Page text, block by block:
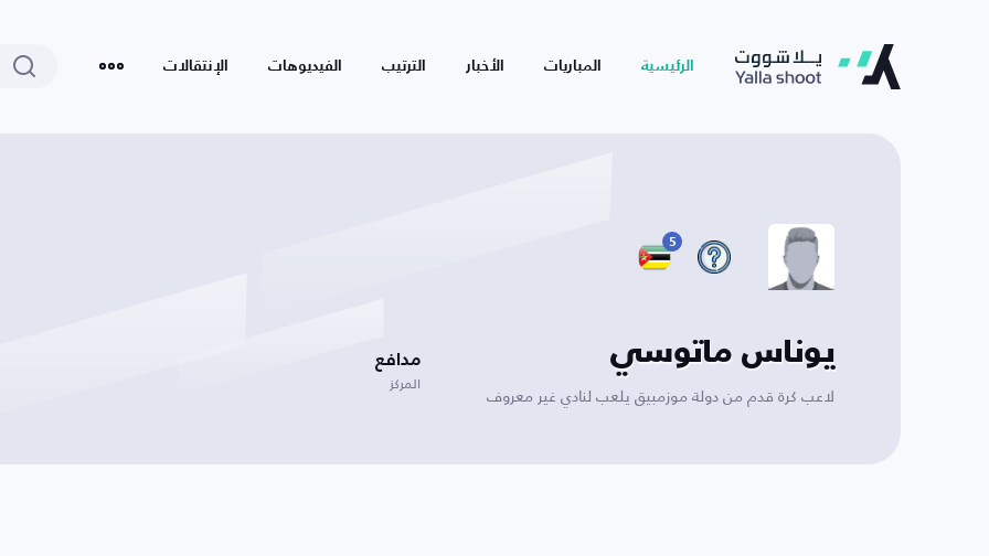
الرئيسية المباريات الأخبار الترتيب الفيديوهات الإنتقالات
5
يوناس ماتوسي
لاعب كرة قدم من دولة موزمبيق يلعب لنادي غير معروف
مدافع
المركز